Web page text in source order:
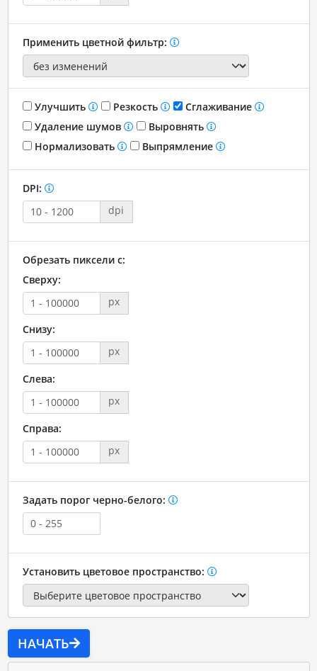
Применить цветной фильтр:
Улучшить Резкость
Сглаживание
Удаление шумов
Выровнять
Нормализовать
Выпрямление
DPI:
dpi
Обрезать пиксели с:
Сверху:
px
Снизу:
px
Слева:
px
Справа:
px
Задать порог черно-белого:
Установить цветовое пространство:
НАЧАТЬ